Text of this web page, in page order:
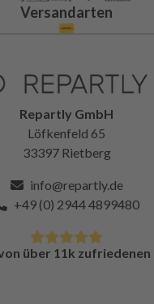
Versandarten
Repartly GmbH
Löfkenfeld 65
33397 Rietberg
info@repartly.de
+49 (0) 2944 4899480
über 11k zufriedenen